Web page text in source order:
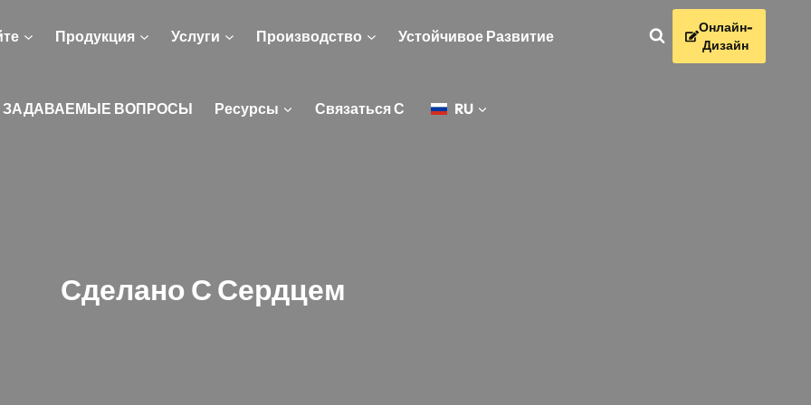
Продукция Услуги Производство Устойчивое Развитие
ЗАДАВАЕМЫЕ ВОПРОСЫ Ресурсы Связаться С RU
Онлайн-
Дизайн
Сделано С Сердцем